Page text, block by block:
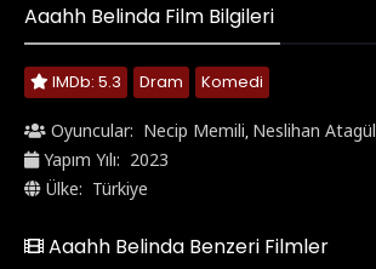
Aaahh Belinda Film Bilgileri
IMDb: 5.3 Dram Komedi
Oyuncular: Necip Memili, Neslihan Atagül
Yapım Yılı: 2023
Ülke: Türkiye
Aaahh Belinda Benzeri Filmler